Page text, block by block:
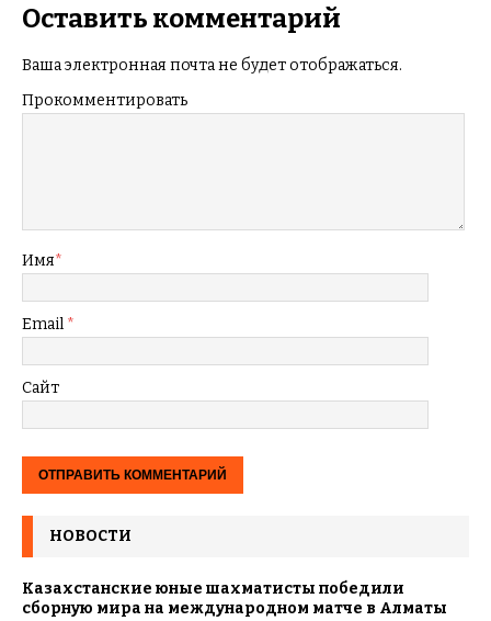
Оставить комментарий
Ваша электронная почта не будет отображаться.
Прокомментировать
Имя*
Email *
Сайт
НОВОСТИ
Казахстанские юные шахматисты победили
сборную мира на международном матче в Алматы